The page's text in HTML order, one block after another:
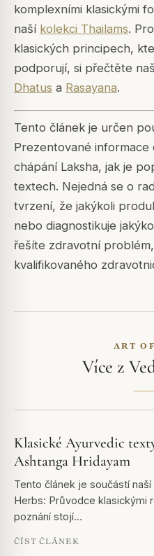
komplexními klasickými
naší kolekci Thailams.
klasických principech,
podporují, si přečtěte
Dhatus a Rasayana.
Tento článek je určen
Prezentované
chápání Laksha, jak je
textech. Nejedná se o
tvrzení, že jakýkoli
nebo diagnostikuje
řešíte zdravotní
kvalifikovaného
ART
Více z
Klasické Ayurvedic
Ashtanga Hridayam
Tento článek je součástí
Herbs: Průvodce klasickými
poznání stojí…
ČÍST ČLÁNEK